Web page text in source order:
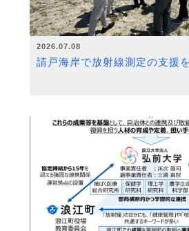
2026.07.08
請戸海岸で放射線測定の支援